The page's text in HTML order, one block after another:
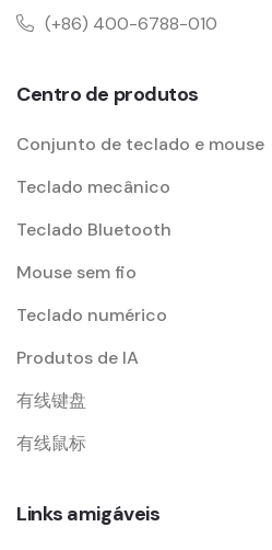
(+86) 400-6788-010
Centro de produtos
Conjunto de teclado e mouse
Teclado mecânico
Teclado Bluetooth
Mouse sem fio
Teclado numérico
Produtos de IA
有线键盘
有线鼠标
Links amigáveis